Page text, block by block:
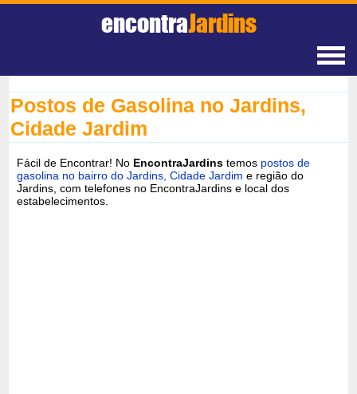
encontraJardins
Postos de Gasolina no Jardins,
Cidade Jardim
Fácil de Encontrar! No EncontraJardins temos postos de
gasolina no bairro do Jardins, Cidade Jardim e região do
Jardins, com telefones no EncontraJardins e local dos
estabelecimentos.